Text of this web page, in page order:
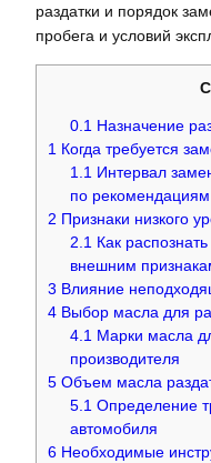
раздатки и порядок
пробега и условий
0.1 Назначение
1 Когда требуется
1.1 Интервал
по
2 Признаки низкого
2.1 Как
внешним
3 Влияние
4 Выбор масла для
4.1 Марки масла
производителя
5 Объем масла
5.1 Определение
автомобиля
6 Необходимые